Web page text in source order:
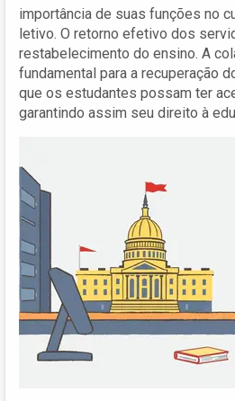
importância de suas funções no
letivo. O retorno efetivo dos
restabelecimento do ensino. A
fundamental para a recuperação
que os estudantes possam ter
garantindo assim seu direito à